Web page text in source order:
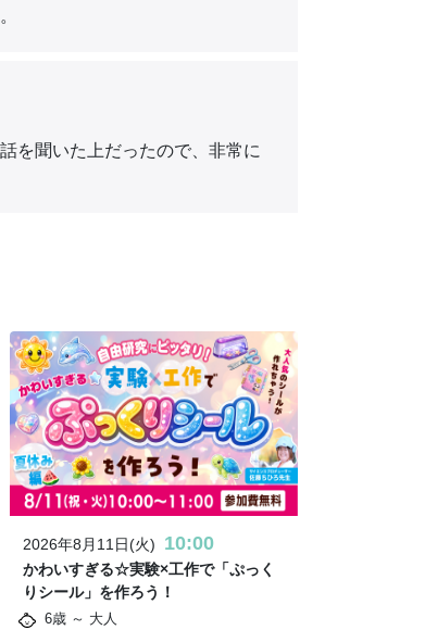
を聞いた上だったので、非常に
2026年8月11日(火) 10:00
かわいすぎる☆実験×工作で「ぷっく
りシール」を作ろう！
6歳 ～ 大人